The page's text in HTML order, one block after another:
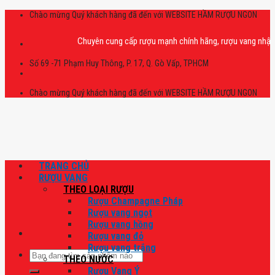
Skip
Chào mừng Quý khách hàng đã đến với WEBSITE HẦM RƯỢU NGON
Chuyên cung cấp rượu mạnh chính hãng, rượu vang nhập
Số 69 -71 Phạm Huy Thông, P. 17, Q. Gò Vấp, TPHCM
Chào mừng Quý khách hàng đã đến với WEBSITE HẦM RƯỢU NGON
Tìm
kiếm:
TRANG CHỦ
RƯỢU VANG
THEO LOẠI RƯỢU
Rượu Champagne Pháp
Rượu vang ngọt
Rượu vang hồng
Rượu vang đỏ
Rượu vang trắng
THEO NƯỚC
Rượu Vang Ý